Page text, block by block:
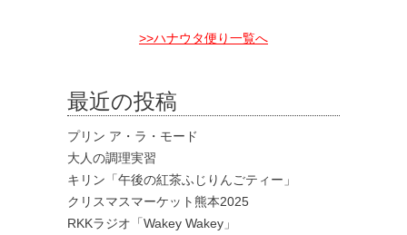
>>ハナウタ便り一覧へ
最近の投稿
プリン ア・ラ・モード
大人の調理実習
キリン「午後の紅茶ふじりんごティー」
クリスマスマーケット熊本2025
RKKラジオ「Wakey Wakey」